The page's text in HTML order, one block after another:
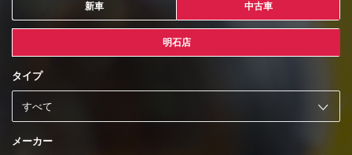
新車 中古車
明石店
タイプ
メーカー